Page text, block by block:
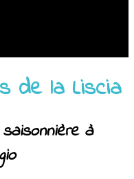
de la Liscia
à